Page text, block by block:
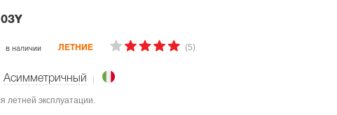
в наличии ЛЕТНИЕ (5)
Асимметричный
летней эксплуатации.